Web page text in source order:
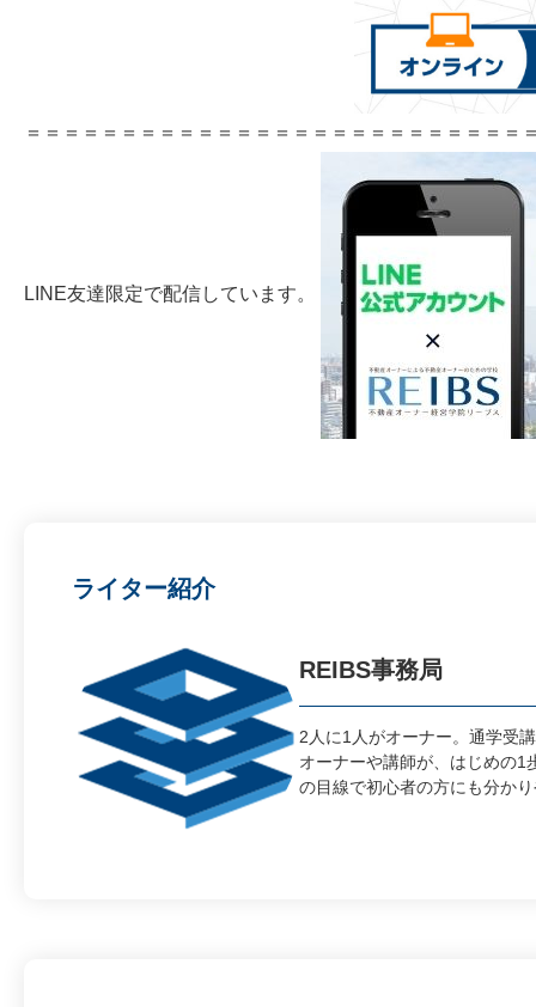
＝＝＝＝＝＝＝＝＝＝＝＝＝＝＝＝＝＝＝＝＝＝＝＝＝
LINE友達限定で配信しています。
ライター紹介
REIBS事務局
2人に1人がオーナー。通学受
オーナーや講師が、はじめの1
の目線で初心者の方にも分か